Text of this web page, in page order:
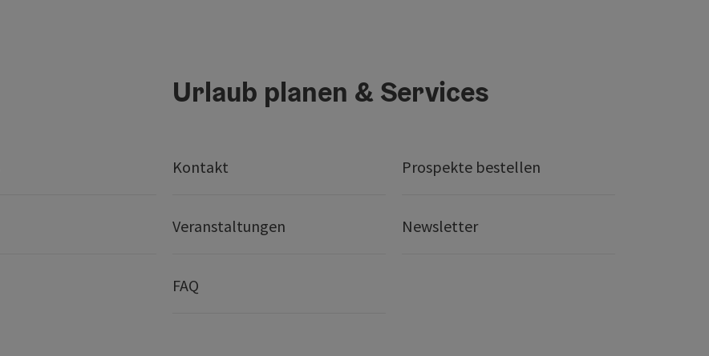
Urlaub planen & Services
Kontakt Prospekte bestellen
Veranstaltungen Newsletter
FAQ